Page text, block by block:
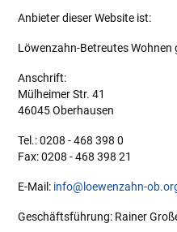
Anbieter dieser Website ist:
Löwenzahn-Betreutes Wohnen
Anschrift:
Mülheimer Str. 41
46045 Oberhausen
Tel.: 0208 - 468 398 0
Fax: 0208 - 468 398 21
E-Mail: info@loewenzahn-
Geschäftsführung: Rainer